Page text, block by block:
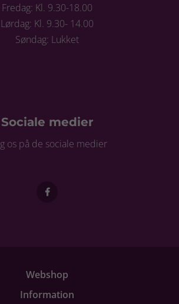
Fredag: Kl. 9.30-18.00
Lørdag: Kl. 9.30- 14.00
Søndag: Lukket
Sociale medier
os på de sociale medier
Webshop
Information